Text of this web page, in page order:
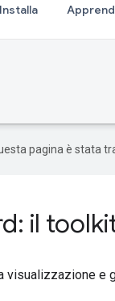
Installa
pagina è stata
il
visualizzazione e